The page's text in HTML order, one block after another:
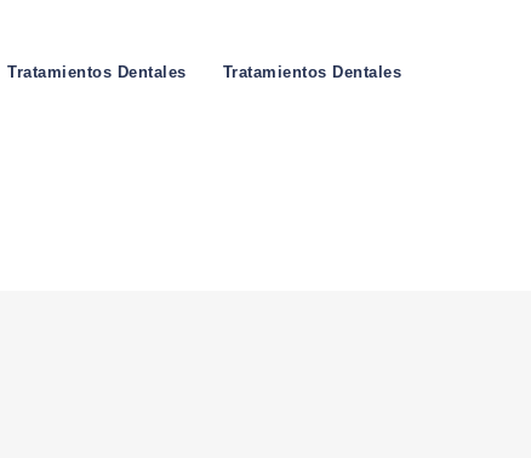
Tratamientos Dentales Tratamientos Dentales